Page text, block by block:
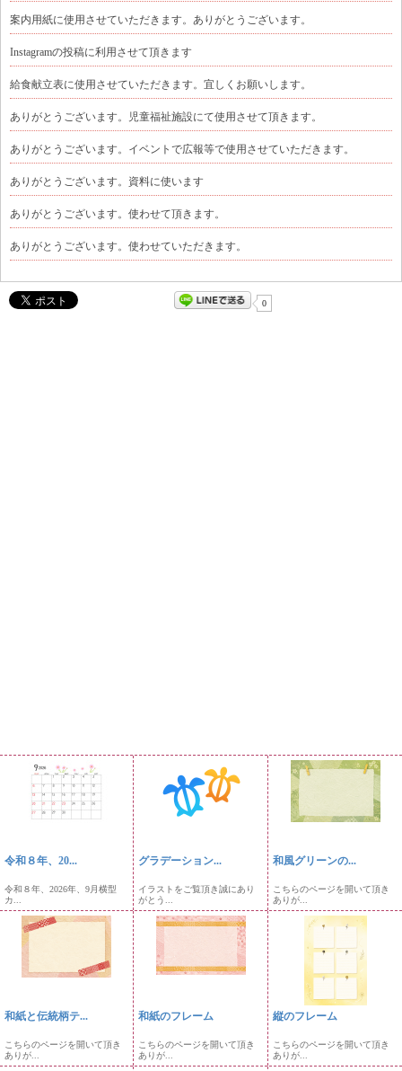
案内用紙に使用させていただきます。ありがとうございます。
Instagramの投稿に利用させて頂きます
給食献立表に使用させていただきます。宜しくお願いします。
ありがとうございます。児童福祉施設にて使用させて頂きます。
ありがとうございます。イベントで広報等で使用させていただきます。
ありがとうございます。資料に使います
ありがとうございます。使わせて頂きます。
ありがとうございます。使わせていただきます。
0
令和８年、20...
令和８年、2026年、9月横型
カ...
グラデーション...
イラストをご覧頂き誠にあり
がとう...
和風グリーンの...
こちらのページを開いて頂き
ありが...
和紙と伝統柄テ...
こちらのページを開いて頂き
ありが...
和紙のフレーム
こちらのページを開いて頂き
ありが...
縦のフレーム
こちらのページを開いて頂き
ありが...